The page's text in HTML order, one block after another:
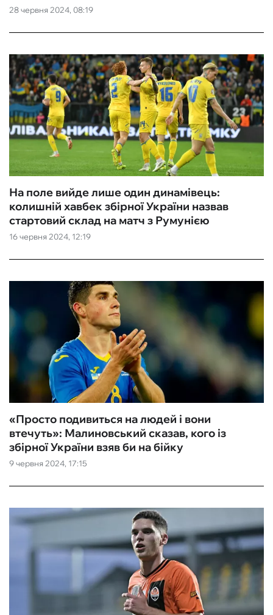
28 червня 2024, 08:19
16 червня 2024, 12:19
На поле вийде лише один динамівець:
колишній хавбек збірної України назвав
стартовий склад на матч з Румунією
9 червня 2024, 17:15
«Просто подивиться на людей і вони
втечуть»: Малиновський сказав, кого із
збірної України взяв би на бійку